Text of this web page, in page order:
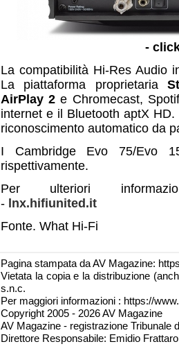
-
La compatibilità Hi-Res Audio
La piattaforma proprietaria
AirPlay 2 e Chromecast,
internet e il Bluetooth aptX
riconoscimento automatico da
I Cambridge Evo 75/Evo
rispettivamente.
Per ulteriori
- lnx.hifiunited.it
Fonte. What Hi-Fi
Pagina stampata da AV Magazine:
Vietata la copia e la distribuzione
s.n.c.
Per maggiori informazioni : https://
Copyright 2005 - 2026 AV Magazine
AV Magazine - registrazione Tribunale
Direttore Responsabile: Emidio